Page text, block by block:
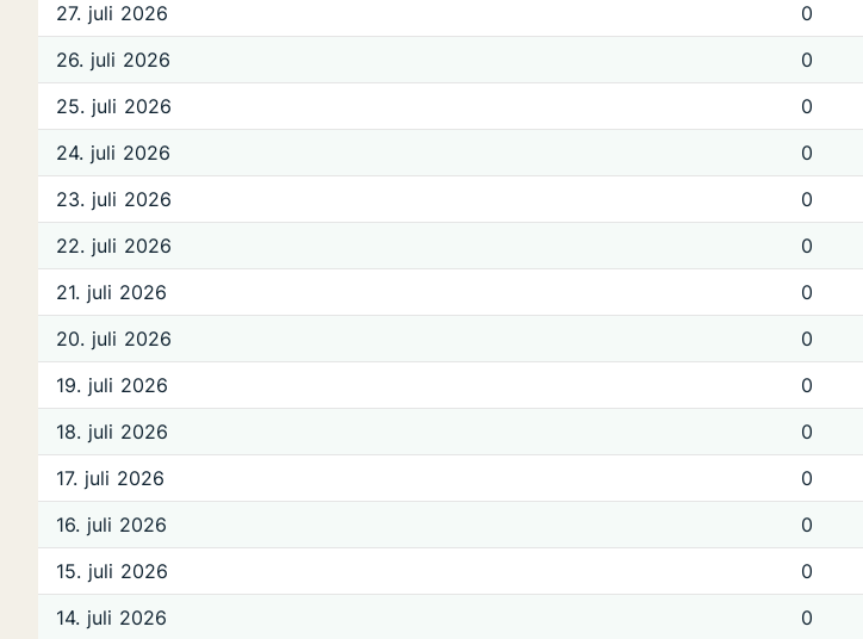
27. juli 2026
0
26. juli 2026
0
25. juli 2026
0
24. juli 2026
0
23. juli 2026
0
22. juli 2026
0
21. juli 2026
0
20. juli 2026
0
19. juli 2026
0
18. juli 2026
0
17. juli 2026
0
16. juli 2026
0
15. juli 2026
0
14. juli 2026
0